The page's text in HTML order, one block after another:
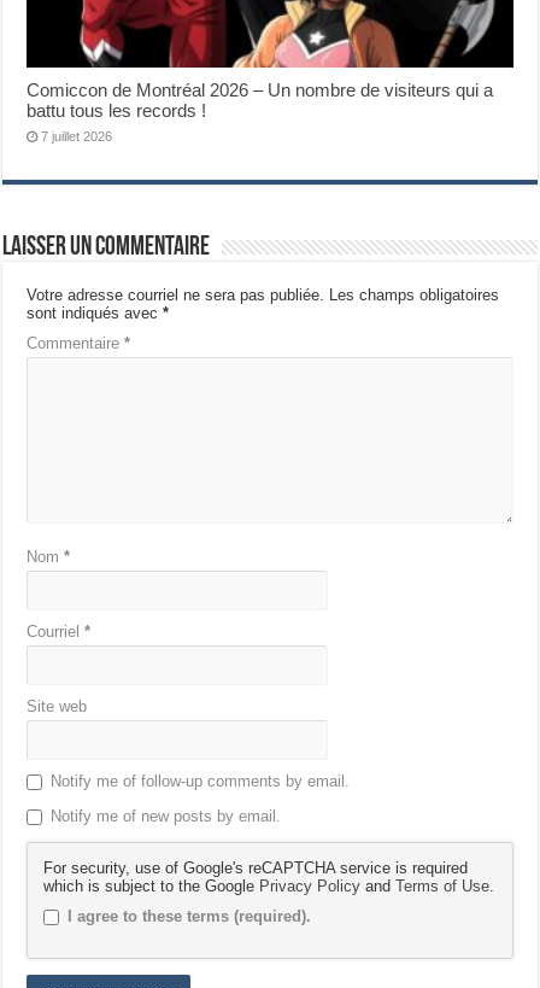
Comiccon de Montréal 2026 – Un nombre de visiteurs qui a
battu tous les records !
7 juillet 2026
Laisser un commentaire
Votre adresse courriel ne sera pas publiée. Les champs obligatoires
sont indiqués avec*
Commentaire*
Nom*
Courriel*
Site web
Notify me of follow-up comments by email.
Notify me of new posts by email.
For security, use of Google's reCAPTCHA service is required
which is subject to the Google Privacy Policy andTerms of Use.
I agree to these terms (required).